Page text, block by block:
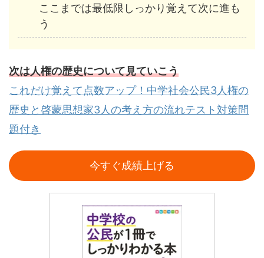
ここまでは最低限しっかり覚えて次に進も
う
次は人権の歴史について見ていこう
これだけ覚えて点数アップ！中学社会公民3人権の
歴史と啓蒙思想家3人の考え方の流れテスト対策問
題付き
今すぐ成績上げる